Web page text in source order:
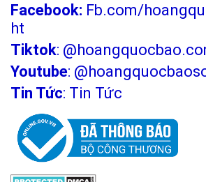
Facebook: Fb.com/
ht
Tiktok:
Youtube:
Tin Tức: Tin Tức